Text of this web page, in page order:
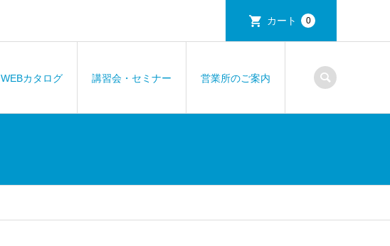
カート 0
WEBカタログ 講習会・セミナー 営業所のご案内